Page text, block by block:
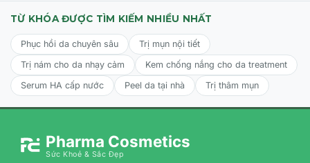
TỪ KHÓA ĐƯỢC TÌM KIẾM NHIỀU NHẤT
Phục hồi da chuyên sâu
Trị mụn nội tiết
Trị nám cho da nhạy cảm
Kem chống nắng cho da treatment
Serum HA cấp nước
Peel da tại nhà Trị thâm mụn
Pharma Cosmetics
Sức Khoẻ & Sắc Đẹp